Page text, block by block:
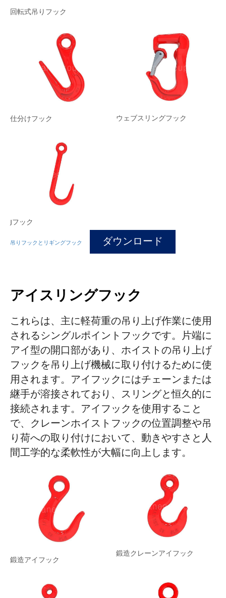
アプリケーション
回転式吊りフック
仕分けフック ウェブスリングフック
Jフック
吊りフックとリギングフック ダウンロード
アイスリングフック
これらは、主に軽荷重の吊り上げ作業に使用
されるシングルポイントフックです。片端に
アイ型の開口部があり、ホイストの吊り上げ
フックを吊り上げ機械に取り付けるために使
用されます。アイフックにはチェーンまたは
継手が溶接されており、スリングと恒久的に
接続されます。アイフックを使用すること
で、クレーンホイストフックの位置調整や吊
り荷への取り付けにおいて、動きやすさと人
間工学的な柔軟性が大幅に向上します。
鍛造アイフック
鍛造クレーンアイフック